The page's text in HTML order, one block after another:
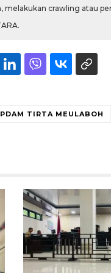
melakukan crawling atau
PDAM TIRTA MEULABOH